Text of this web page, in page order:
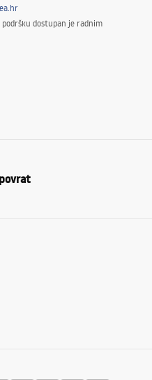
dostupan je radnim